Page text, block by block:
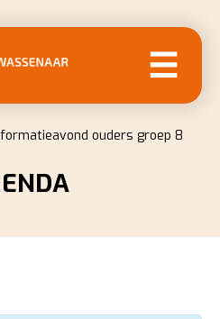
ouders groep 8